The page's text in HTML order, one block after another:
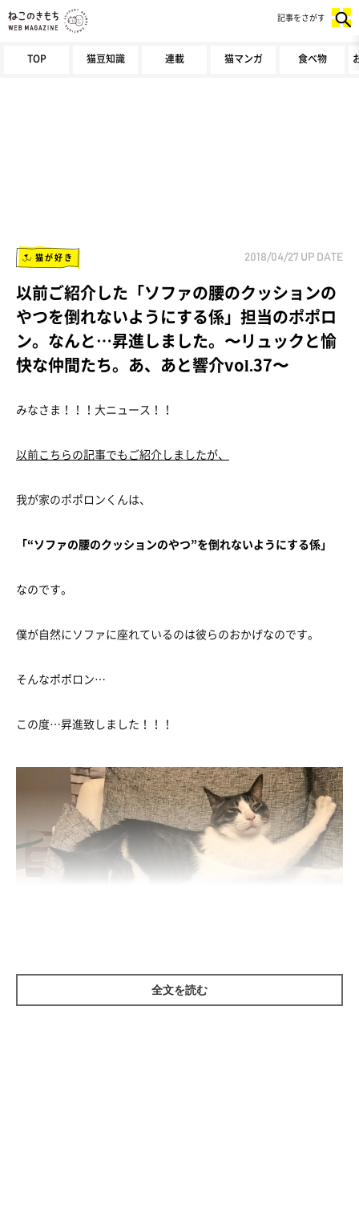
TOP 猫豆知識 連載 猫マンガ 食べ物
記事をさがす
猫が好き 2018/04/27 UP DATE
以前ご紹介した「ソファの腰のクッションの
やつを倒れないようにする係」担当のポポロ
ン。なんと…昇進しました。〜リュックと愉
快な仲間たち。あ、あと響介vol.37〜
みなさま！！！大ニュース！！
以前こちらの記事でもご紹介しましたが、
我が家のポポロンくんは、
「“ソファの腰のクッションのやつ”を倒れないようにする係」
なのです。
僕が自然にソファに座れているのは彼らのおかげなのです。
そんなポポロン…
この度…昇進致しました！！！
全文を読む